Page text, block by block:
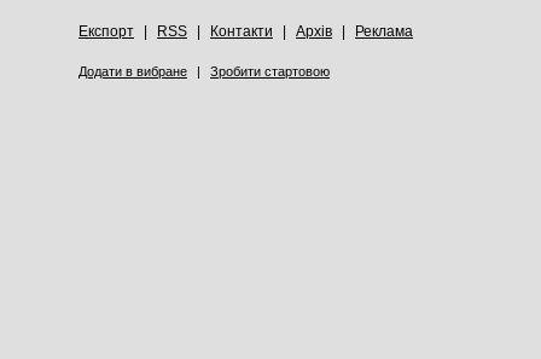
Експорт RSS Контакти Архів Реклама
Додати в вибране | Зробити стартовою